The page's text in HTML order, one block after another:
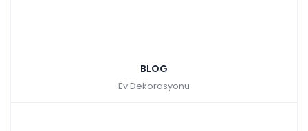
BLOG
Ev Dekorasyonu